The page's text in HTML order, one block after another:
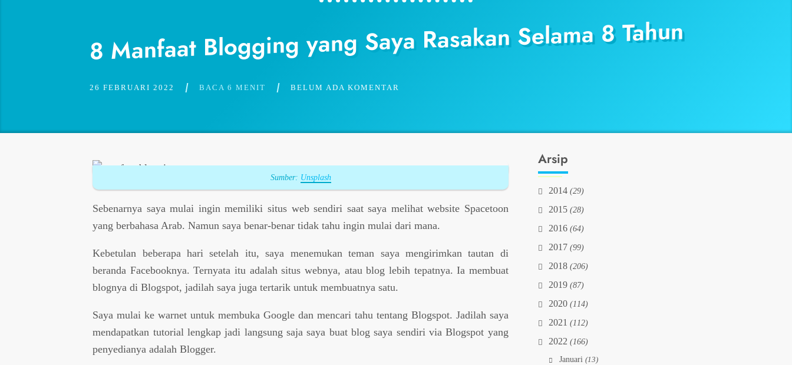
8 Manfaat Blogging yang Saya Rasakan Selama 8 Tahun
26 FEBRUARI 2022 BACA 6 MENIT BELUM ADA KOMENTAR
Sumber: Unsplash
Sebenarnya saya mulai ingin memiliki situs web sendiri saat saya melihat website Spacetoon
yang berbahasa Arab. Namun saya benar-benar tidak tahu ingin mulai dari mana.
Kebetulan beberapa hari setelah itu, saya menemukan teman saya mengirimkan tautan di
beranda Facebooknya. Ternyata itu adalah situs webnya, atau blog lebih tepatnya. Ia membuat
blognya di Blogspot, jadilah saya juga tertarik untuk membuatnya satu.
Saya mulai ke warnet untuk membuka Google dan mencari tahu tentang Blogspot. Jadilah saya
mendapatkan tutorial lengkap jadi langsung saja saya buat blog saya sendiri via Blogspot yang
penyedianya adalah Blogger.
Arsip
2014(29)
2015(28)
2016(64)
2017(99)
2018(206)
2019(87)
2020(114)
2021(112)
2022(166)
Januari(13)